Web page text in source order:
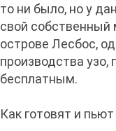
то ни было, но у
свой собственный
острове Лесбос,
производства узо,
бесплатным.
Как готовят и пьют